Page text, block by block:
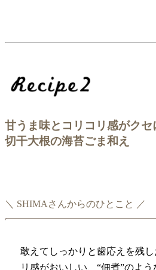
甘うま味とコリコリ感がクセ
切干大根の海苔ごま和え
＼ SHIMAさんからのひとこと ／
敢えてしっかりと歯応えを残
リ感がおいしい、“佃煮”のよ